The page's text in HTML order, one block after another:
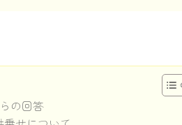
の回答